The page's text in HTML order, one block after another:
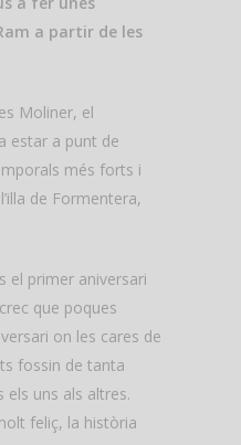
a partir de les
Moliner, el
estar a punt de
més forts i
de Formentera,
el primer aniversari
que poques
on les cares de
fossin de tanta
els uns als altres.
feliç, la història